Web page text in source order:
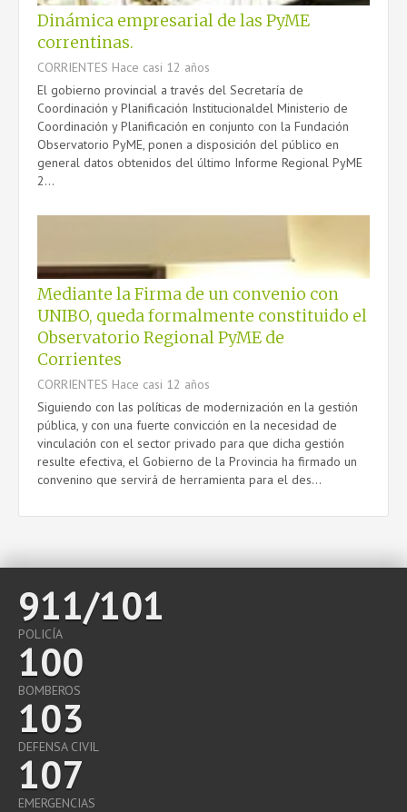
Dinámica empresarial de las PyME
correntinas.
CORRIENTES Hace casi 12 años
El gobierno provincial a través del Secretaría de
Coordinación y Planificación Institucionaldel Ministerio de
Coordinación y Planificación en conjunto con la Fundación
Observatorio PyME, ponen a disposición del público en
general datos obtenidos del último Informe Regional PyME
2...
Mediante la Firma de un convenio con
UNIBO, queda formalmente constituido el
Observatorio Regional PyME de
Corrientes
CORRIENTES Hace casi 12 años
Siguiendo con las políticas de modernización en la gestión
pública, y con una fuerte convicción en la necesidad de
vinculación con el sector privado para que dicha gestión
resulte efectiva, el Gobierno de la Provincia ha firmado un
convenino que servirá de herramienta para el des...
911/101
POLICÍA
100
BOMBEROS
103
DEFENSA CIVIL
107
EMERGENCIAS